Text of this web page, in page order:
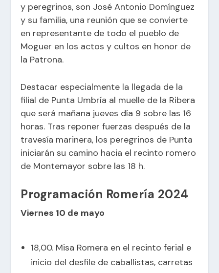
y peregrinos, son José Antonio Domínguez
y su familia, una reunión que se convierte
en representante de todo el pueblo de
Moguer en los actos y cultos en honor de
la Patrona.
Destacar especialmente la llegada de la
filial de Punta Umbría al muelle de la Ribera
que será mañana jueves día 9 sobre las 16
horas. Tras reponer fuerzas después de la
travesía marinera, los peregrinos de Punta
iniciarán su camino hacia el recinto romero
de Montemayor sobre las 18 h.
Programación Romería 2024
Viernes 10 de mayo
18,00. Misa Romera en el recinto ferial e
inicio del desfile de caballistas, carretas